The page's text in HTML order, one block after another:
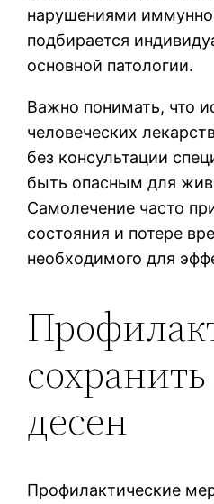
нарушениями
подбирается
основной патологии.
Важно понимать, что
человеческих
без консультации
быть опасным для
Самолечение часто
состояния и потере
необходимого для
десен
Профилактические